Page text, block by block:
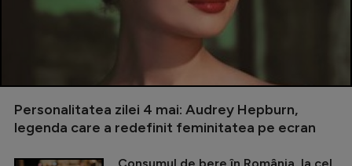
Personalitatea zilei 4 mai: Audrey Hepburn,
legenda care a redefinit feminitatea pe ecran
Consumul de bere în România, la cel